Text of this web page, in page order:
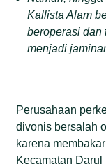
Kallista Alam
beroperasi dan
menjadi
Perusahaan
divonis bersalah
karena
Kecamatan